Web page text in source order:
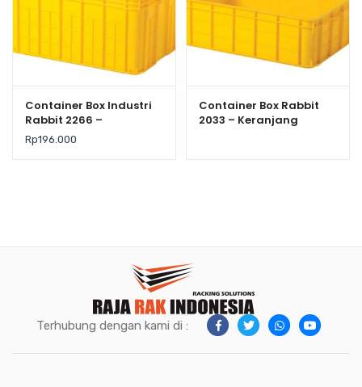
Container Box Industri
Rabbit 2266 –
Keranjang Plastik
Rapat Serbaguna
Rp196.000
Container Box Rabbit
2033 – Keranjang
Terhubung dengan kami di :